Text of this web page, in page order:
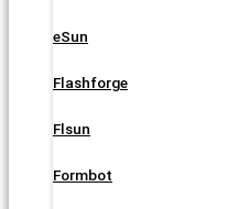
eSun
Flashforge
Flsun
Formbot